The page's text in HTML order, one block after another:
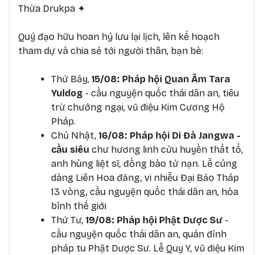
Thừa Drukpa ✦
Quý đạo hữu hoan hỷ lưu lại lịch, lên kế hoạch
tham dự và chia sẻ tới người thân, bạn bè:
Thứ Bảy, 15/08: Pháp hội Quan Âm Tara
Yuldog - cầu nguyện quốc thái dân an, tiêu
trừ chướng ngại, vũ điệu Kim Cương Hộ
Pháp.
Chủ Nhật, 16/08: Pháp hội Di Đà Jangwa -
cầu siêu chư hương linh cửu huyền thất tổ,
anh hùng liệt sĩ, đồng bào tử nạn. Lễ cúng
dàng Liên Hoa đăng, vi nhiễu Đại Bảo Tháp
13 vòng, cầu nguyện quốc thái dân an, hòa
bình thế giới
Thứ Tư, 19/08: Pháp hội Phật Dược Sư -
cầu nguyện quốc thái dân an, quán đỉnh
pháp tu Phật Dược Sư. Lễ Quy Y, vũ điệu Kim